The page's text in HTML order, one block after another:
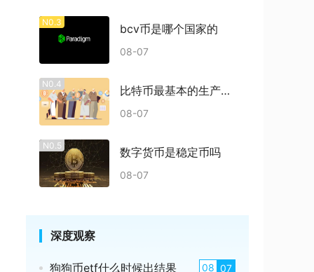
N0.3 bcv币是哪个国家的
08-07
N0.4 比特币最基本的生产过程是什么
08-07
N0.5 数字货币是稳定币吗
08-07
深度观察
狗狗币etf什么时候出结果 08 07